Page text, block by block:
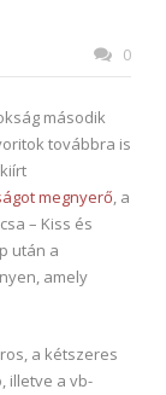
0
második
továbbra is
megnyerő, a
– Kiss és
után a
amely
a kétszeres
illetve a vb-